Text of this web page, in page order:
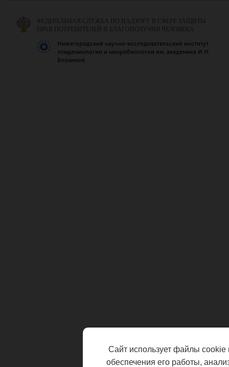
ФЕДЕРАЛЬНАЯ СЛУЖБА ПО НАДЗОРУ В СФЕРЕ ЗАЩИТЫ
ПРАВ ПОТРЕБИТЕЛЕЙ И БЛАГОПОЛУЧИЯ ЧЕЛОВЕКА
Нижегородский научно-исследовательский институт
эпидемиологии и микробиологии им. академика И.Н.
Блохиной
Сайт использует файлы cookie
обеспечения его работы,